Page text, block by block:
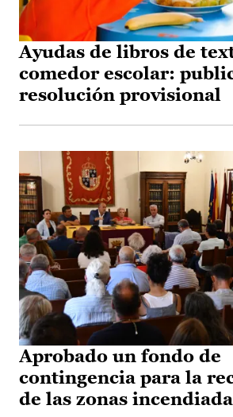
Ayudas de libros de
comedor escolar:
resolución provisional
Aprobado un fondo de
contingencia para la
de las zonas